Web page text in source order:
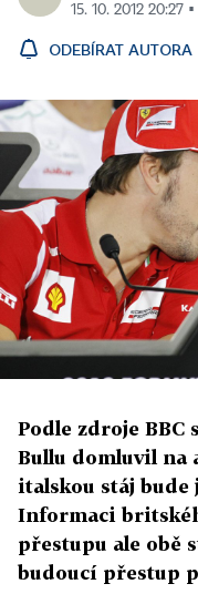
15. 10. 2012 20:27
ODEBÍRAT AUTORA
Podle zdroje BBC
Bullu domluvil na
italskou stáj bude
Informaci
přestupu ale obě
budoucí přestup